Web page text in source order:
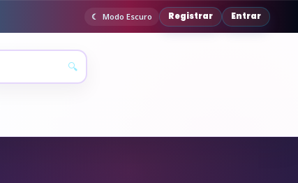
Modo Escuro Registrar Entrar
🔍